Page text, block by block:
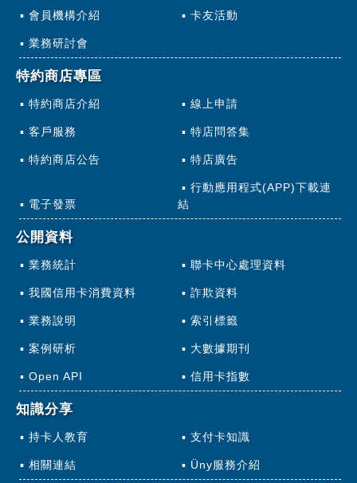
會員機構介紹 卡友活動
業務研討會
特約商店專區
特約商店介紹 線上申請
客戶服務 特店問答集
特約商店公告 特店廣告
電子發票
行動應用程式(APP)下載連
結
公開資料
業務統計 聯卡中心處理資料
我國信用卡消費資料 詐欺資料
業務說明 索引標籤
案例研析 大數據期刊
Open API 信用卡指數
知識分享
持卡人教育 支付卡知識
相關連結 Üny服務介紹